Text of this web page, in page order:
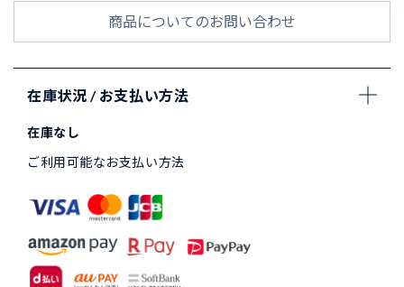
商品についてのお問い合わせ
在庫状況 / お支払い方法
在庫なし
ご利用可能なお支払い方法